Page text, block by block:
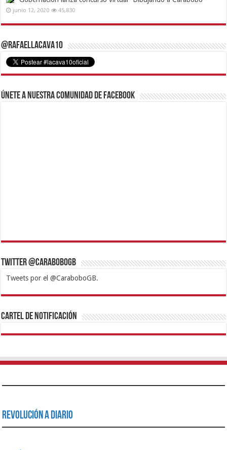
junio 12, 2020 45,830
@RafaelLacava10
Únete a nuestra comunidad de Facebook
Twitter @CaraboboGB
Tweets por el @CaraboboGB.
1xbetBetturkeyBetistKralbetSupertotobetTipobetMatadorbetMariobet
https://mvbcasino.com/
Cartel de Notificación
Revolución a Diario